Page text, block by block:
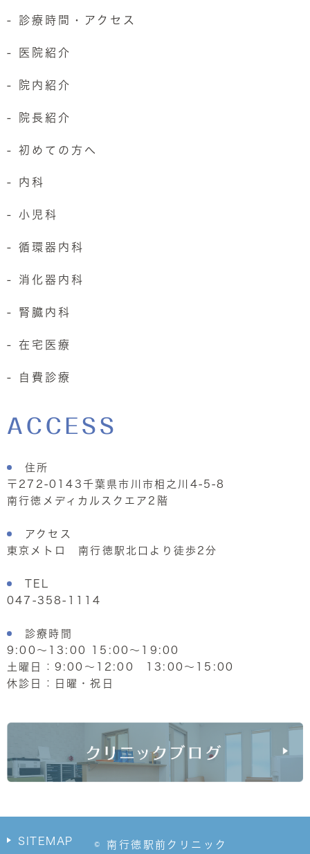
- 診療時間・アクセス
- 医院紹介
- 院内紹介
- 院長紹介
- 初めての方へ
- 内科
- 小児科
- 循環器内科
- 消化器内科
- 腎臓内科
- 在宅医療
- 自費診療
ACCESS
住所
〒272-0143千葉県市川市相之川4-5-8
南行徳メディカルスクエア2階
アクセス
東京メトロ 南行徳駅北口より徒歩2分
TEL
047-358-1114
診療時間
9:00～13:00 15:00～19:00
土曜日：9:00～12:00 13:00～15:00
休診日：日曜・祝日
SITEMAP © 南行徳駅前クリニック